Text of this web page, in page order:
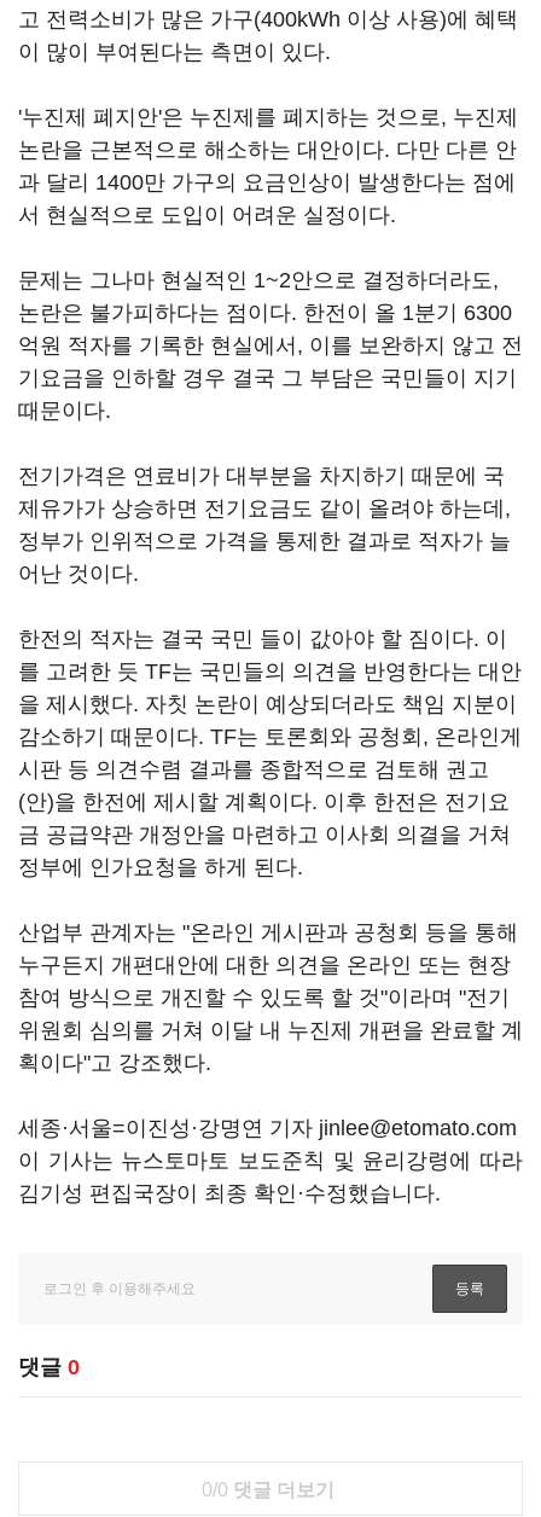
고 전력소비가 많은 가구(400kWh 이상 사용)에 혜택
이 많이 부여된다는 측면이 있다.
'누진제 폐지안'은 누진제를 폐지하는 것으로, 누진제
논란을 근본적으로 해소하는 대안이다. 다만 다른 안
과 달리 1400만 가구의 요금인상이 발생한다는 점에
서 현실적으로 도입이 어려운 실정이다.
문제는 그나마 현실적인 1~2안으로 결정하더라도,
논란은 불가피하다는 점이다. 한전이 올 1분기 6300
억원 적자를 기록한 현실에서, 이를 보완하지 않고 전
기요금을 인하할 경우 결국 그 부담은 국민들이 지기
때문이다.
전기가격은 연료비가 대부분을 차지하기 때문에 국
제유가가 상승하면 전기요금도 같이 올려야 하는데,
정부가 인위적으로 가격을 통제한 결과로 적자가 늘
어난 것이다.
한전의 적자는 결국 국민 들이 값아야 할 짐이다. 이
를 고려한 듯 TF는 국민들의 의견을 반영한다는 대안
을 제시했다. 자칫 논란이 예상되더라도 책임 지분이
감소하기 때문이다. TF는 토론회와 공청회, 온라인게
시판 등 의견수렴 결과를 종합적으로 검토해 권고
(안)을 한전에 제시할 계획이다. 이후 한전은 전기요
금 공급약관 개정안을 마련하고 이사회 의결을 거쳐
정부에 인가요청을 하게 된다.
산업부 관계자는 "온라인 게시판과 공청회 등을 통해
누구든지 개편대안에 대한 의견을 온라인 또는 현장
참여 방식으로 개진할 수 있도록 할 것"이라며 "전기
위원회 심의를 거쳐 이달 내 누진제 개편을 완료할 계
획이다"고 강조했다.
세종·서울=이진성·강명연 기자 jinlee@etomato.com
이 기사는 뉴스토마토 보도준칙 및 윤리강령에 따라
김기성 편집국장이 최종 확인·수정했습니다.
댓글 0
0/0 댓글 더보기